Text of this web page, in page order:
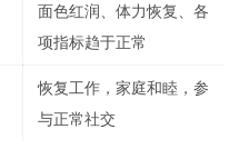
面色红润、体力恢复、各
项指标趋于正常
恢复工作，家庭和睦，参
与正常社交